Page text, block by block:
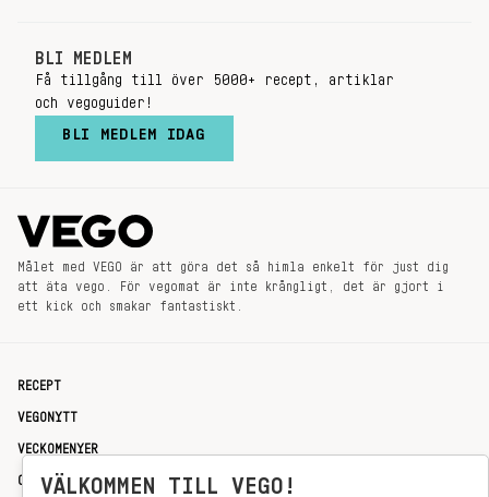
BLI MEDLEM
Få tillgång till över 5000+ recept, artiklar
och vegoguider!
BLI MEDLEM IDAG
Målet med VEGO är att göra det så himla enkelt för just dig
att äta vego. För vegomat är inte krångligt, det är gjort i
ett kick och smakar fantastiskt.
RECEPT
VEGONYTT
VECKOMENYER
OM OSSVÄLKOMMEN TILL VEGO!